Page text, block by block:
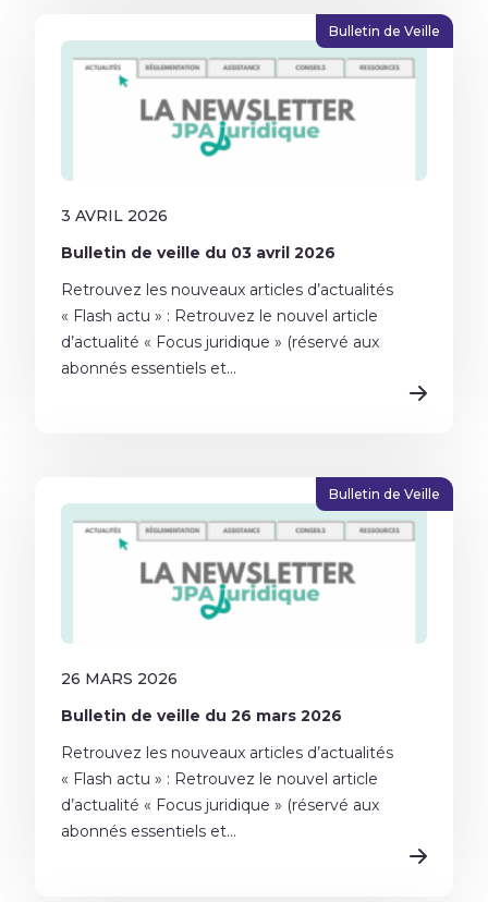
Bulletin de Veille
3 AVRIL 2026
Bulletin de veille du 03 avril 2026
Retrouvez les nouveaux articles d’actualités
« Flash actu » : Retrouvez le nouvel article
d’actualité « Focus juridique » (réservé aux
abonnés essentiels et...
Bulletin de Veille
26 MARS 2026
Bulletin de veille du 26 mars 2026
Retrouvez les nouveaux articles d’actualités
« Flash actu » : Retrouvez le nouvel article
d’actualité « Focus juridique » (réservé aux
abonnés essentiels et...